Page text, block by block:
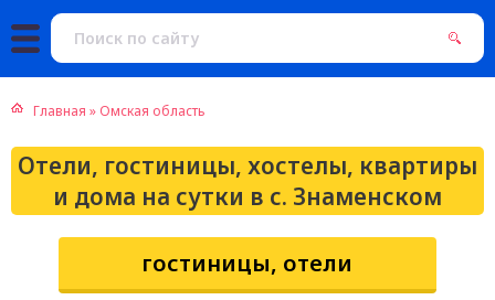
Главная » Омская область
Отели, гостиницы, хостелы, квартиры
и дома на сутки в с. Знаменском
гостиницы, отели